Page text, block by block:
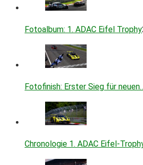
Fotoalbum: 1. ADAC Eifel Trophy
Fotofinish: Erster Sieg für
Chronologie 1. ADAC Eifel-